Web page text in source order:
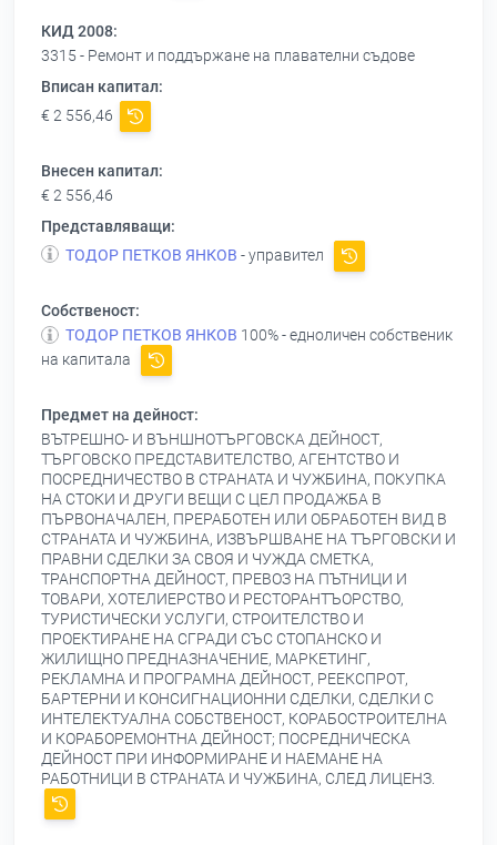
КИД 2008:
3315 - Ремонт и поддържане на плавателни съдове
Вписан капитал:
€ 2 556,46
Внесен капитал:
€ 2 556,46
Представляващи:
ТОДОР ПЕТКОВ ЯНКОВ - управител
Собственост:
ТОДОР ПЕТКОВ ЯНКОВ 100% - едноличен собственик
на капитала
Предмет на дейност:
ВЪТРЕШНО- И ВЪНШНОТЪРГОВСКА ДЕЙНОСТ,
ТЪРГОВСКО ПРЕДСТАВИТЕЛСТВО, АГЕНТСТВО И
ПОСРЕДНИЧЕСТВО В СТРАНАТА И ЧУЖБИНА, ПОКУПКА
НА СТОКИ И ДРУГИ ВЕЩИ С ЦЕЛ ПРОДАЖБА В
ПЪРВОНАЧАЛЕН, ПРЕРАБОТЕН ИЛИ ОБРАБОТЕН ВИД В
СТРАНАТА И ЧУЖБИНА, ИЗВЪРШВАНЕ НА ТЪРГОВСКИ И
ПРАВНИ СДЕЛКИ ЗА СВОЯ И ЧУЖДА СМЕТКА,
ТРАНСПОРТНА ДЕЙНОСТ, ПРЕВОЗ НА ПЪТНИЦИ И
ТОВАРИ, ХОТЕЛИЕРСТВО И РЕСТОРАНТЪОРСТВО,
ТУРИСТИЧЕСКИ УСЛУГИ, СТРОИТЕЛСТВО И
ПРОЕКТИРАНЕ НА СГРАДИ СЪС СТОПАНСКО И
ЖИЛИЩНО ПРЕДНАЗНАЧЕНИЕ, МАРКЕТИНГ,
РЕКЛАМНА И ПРОГРАМНА ДЕЙНОСТ, РЕЕКСПРОТ,
БАРТЕРНИ И КОНСИГНАЦИОННИ СДЕЛКИ, СДЕЛКИ С
ИНТЕЛЕКТУАЛНА СОБСТВЕНОСТ, КОРАБОСТРОИТЕЛНА
И КОРАБОРЕМОНТНА ДЕЙНОСТ; ПОСРЕДНИЧЕСКА
ДЕЙНОСТ ПРИ ИНФОРМИРАНЕ И НАЕМАНЕ НА
РАБОТНИЦИ В СТРАНАТА И ЧУЖБИНА, СЛЕД ЛИЦЕНЗ.